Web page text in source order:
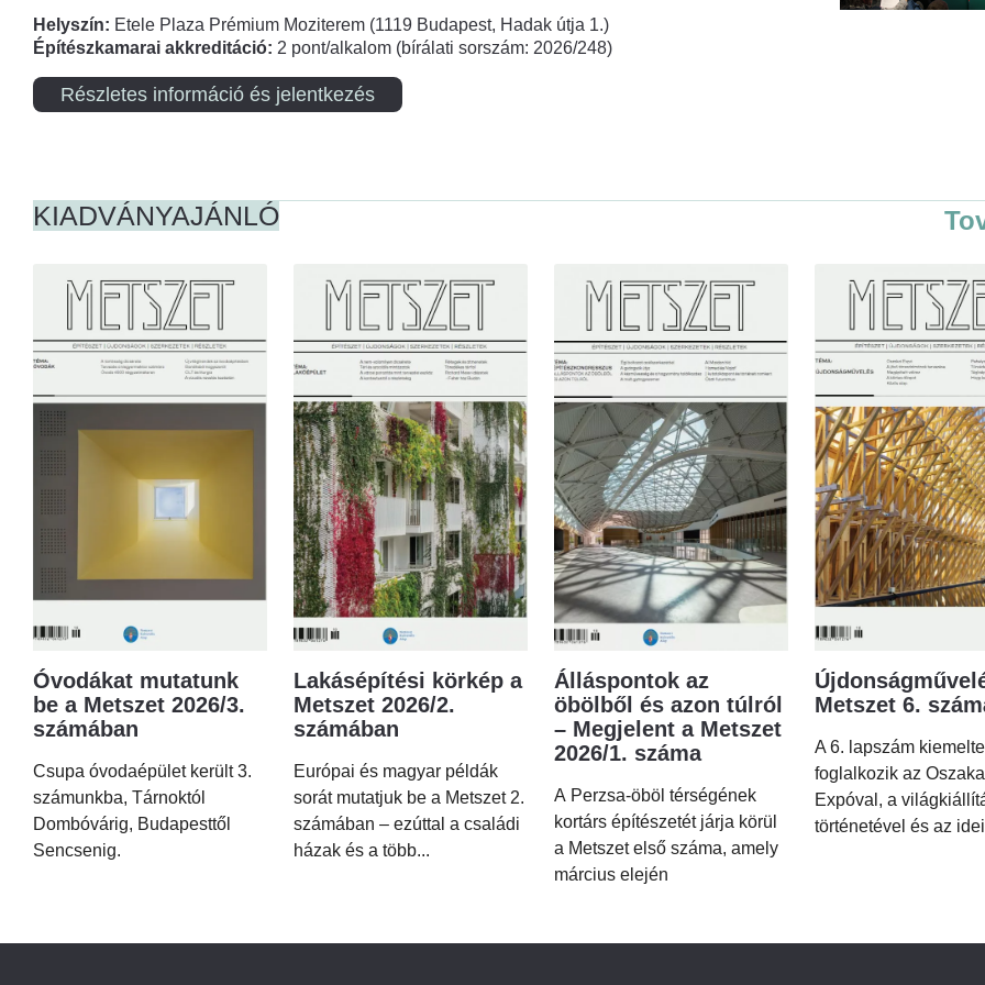
Helyszín: Etele Plaza Prémium Moziterem (1119 Budapest, Hadak útja 1.)
Építészkamarai akkreditáció: 2 pont/alkalom (bírálati sorszám: 2026/248)
Részletes információ és jelentkezés
KIADVÁNYAJÁNLÓ
Óvodákat mutatunk
be a Metszet 2026/3.
számában
Csupa óvodaépület került 3.
számunkba, Tárnoktól
Dombóvárig, Budapesttől
Sencsenig.
Lakásépítési körkép a
Metszet 2026/2.
számában
Európai és magyar példák
sorát mutatjuk be a Metszet 2.
számában – ezúttal a családi
házak és a több...
Álláspontok az
öbölből és azon túlról
– Megjelent a Metszet
2026/1. száma
A Perzsa-öböl térségének
kortárs építészetét járja körül
a Metszet első száma, amely
március elején
Metszet 6.
A 6. lapszám
foglalkozik az
Expóval, a
történetével és az